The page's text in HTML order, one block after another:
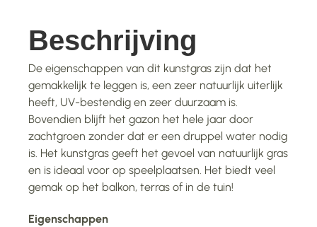
Beschrijving
De eigenschappen van dit kunstgras zijn dat het
gemakkelijk te leggen is, een zeer natuurlijk uiterlijk
heeft, UV-bestendig en zeer duurzaam is.
Bovendien blijft het gazon het hele jaar door
zachtgroen zonder dat er een druppel water nodig
is. Het kunstgras geeft het gevoel van natuurlijk gras
en is ideaal voor op speelplaatsen. Het biedt veel
gemak op het balkon, terras of in de tuin!
Eigenschappen